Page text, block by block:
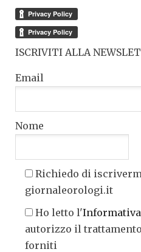
ISCRIVITI ALLA
Email
Nome
Richiedo di
giornaleorologi.it
Ho letto l'
autorizzo il
forniti